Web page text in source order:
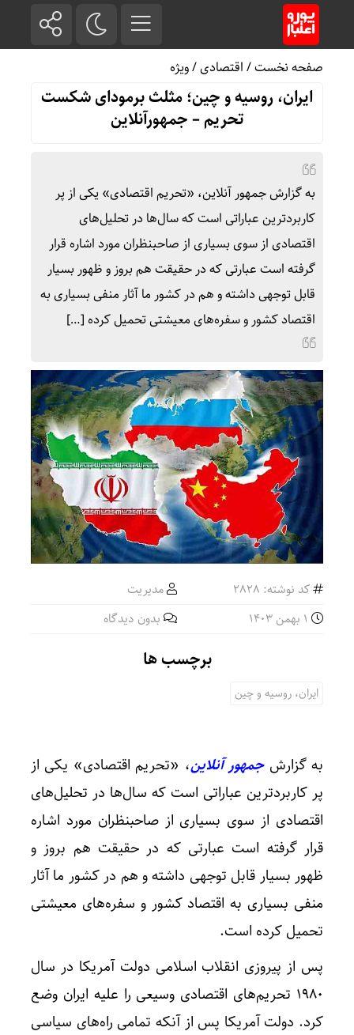
صفحه نخست/اقتصادی/ویژه
ایران، روسیه و چین؛ مثلث برمودای شکست
تحریم – جمهورآنلاین
به گزارش جمهور آنلاین، «تحریم اقتصادی» یکی از پر
کاربردترین عباراتی است که سال‌ها در تحلیل‌های
اقتصادی از سوی بسیاری از صاحبنظران مورد اشاره قرار
گرفته است عبارتی که در حقیقت هم بروز و ظهور بسیار
قابل توجهی داشته و هم در کشور ما آثار منفی بسیاری به
اقتصاد کشور و سفره‌های معیشتی تحمیل کرده […]
کد نوشته: 2828
مدیریت
بدون دیدگاه
برچسب ها
ایران، روسیه و چین
به گزارشجمهور آنلاین، «تحریم اقتصادی» یکی از
پر کاربردترین عباراتی است که سال‌ها در تحلیل‌های
اقتصادی از سوی بسیاری از صاحبنظران مورد اشاره
قرار گرفته است عبارتی که در حقیقت هم بروز و
ظهور بسیار قابل توجهی داشته و هم در کشور ما آثار
منفی بسیاری به اقتصاد کشور و سفره‌های معیشتی
تحمیل کرده است.
پس از پیروزی انقلاب اسلامی دولت آمریکا در سال
۱۹۸۰ تحریم‌های اقتصادی وسیعی را علیه ایران وضع
کرد. دولت آمریکا پس از آنکه تمامی راه‌های سیاسی